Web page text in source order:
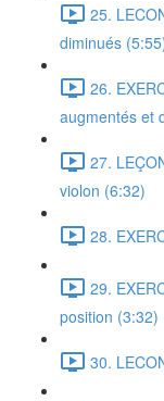
25.
diminués
26.
augmentés et
27.
violon (6:32)
28.
29.
position (3:32)
30.